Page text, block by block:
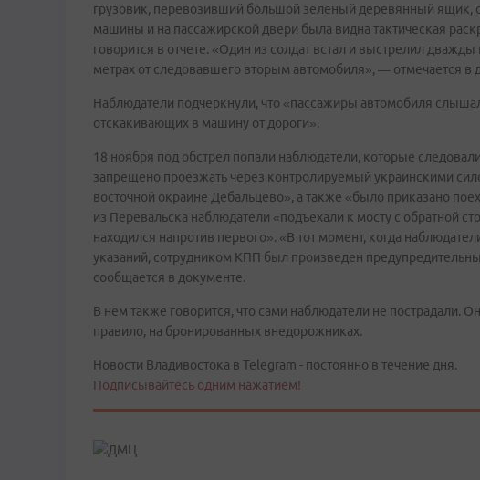
грузовик, перевозивший большой зеленый деревянный ящик,
машины и на пассажирской двери была видна тактическая
говорится в отчете. «Один из солдат встал и выстрелил
метрах от следовавшего вторым автомобиля», — отмечается в
Наблюдатели подчеркнули, что «пассажиры автомобиля
отскакивающих в машину от дороги».
18 ноября под обстрел попали наблюдатели, которые
запрещено проезжать через контролируемый украинскими
восточной окраине Дебальцево», а также «было приказано
из Перевальска наблюдатели «подъехали к мосту с обратной
находился напротив первого». «В тот момент, когда
указаний, сотрудником КПП был произведен
сообщается в документе.
В нем также говорится, что сами наблюдатели не пострадали.
правило, на бронированных внедорожниках.
Новости Владивостока в Telegram - постоянно в течение дня.
Подписывайтесь одним нажатием!